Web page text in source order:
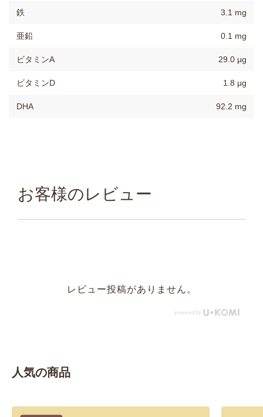
鉄 3.1 mg
亜鉛 0.1 mg
ビタミンA 29.0 μg
ビタミンD 1.8 μg
DHA 92.2 mg
お客様のレビュー
レビュー投稿がありません。
人気の商品